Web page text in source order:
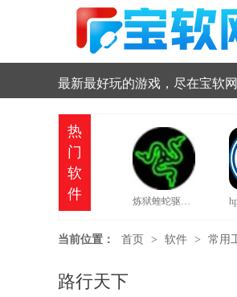
最新最好玩的游戏，尽在宝软
热
门
软
件
炼狱蝰蛇驱动中文版
当前位置： 首页 > 软件 > 常用
路行天下